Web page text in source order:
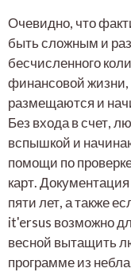
Очевидно, что
быть сложным и
бесчисленного
финансовой жизни,
размещаются и
Без входа в счет,
вспышкой и
помощи по
карт.
пяти лет, а также
it'ersus возможно
весной вытащить
программе из